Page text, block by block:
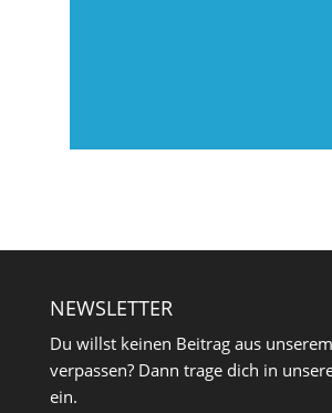
NEWSLETTER
Du willst keinen Beitrag aus
verpassen? Dann trage dich in
ein.